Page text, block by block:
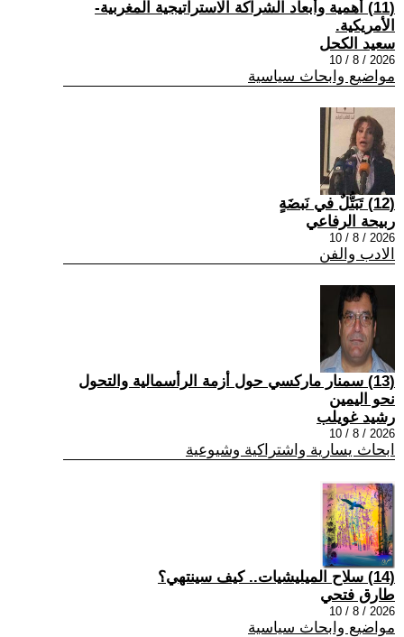
(11) أهمية وأبعاد الشراكة الاستراتيجية المغربية-
الأمريكية.
سعيد الكحل
2026 / 8 / 10
مواضيع وابحاث سياسية
(12) تَبَتُّلٌ في نَبضَةٍ
ربيحة الرفاعي
2026 / 8 / 10
الادب والفن
(13) سمنار ماركسي حول أزمة الرأسمالية والتحول
نحو اليمين
رشيد غويلب
2026 / 8 / 10
ابحاث يسارية واشتراكية وشيوعية
(14) سلاح الميليشيات.. كيف سينتهي؟
طارق فتحي
2026 / 8 / 10
مواضيع وابحاث سياسية